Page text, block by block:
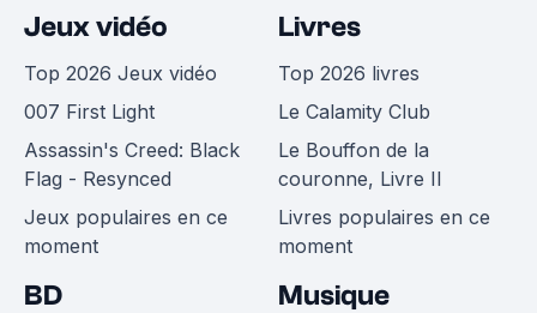
Jeux vidéo
Top 2026 Jeux vidéo
007 First Light
Assassin's Creed: Black
Flag - Resynced
Jeux populaires en ce
moment
Livres
Top 2026 livres
Le Calamity Club
Le Bouffon de la
couronne, Livre II
Livres populaires en ce
moment
BD Musique